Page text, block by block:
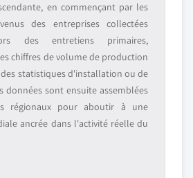
en commençant par les
des entreprises collectées
des entretiens primaires,
chiffres de volume de production
statistiques d'installation ou de
données sont ensuite assemblées
régionaux pour aboutir à une
ancrée dans l'activité réelle du